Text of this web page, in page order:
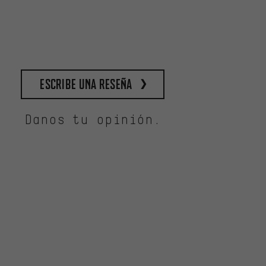
escribe una reseña
Danos tu opinión.